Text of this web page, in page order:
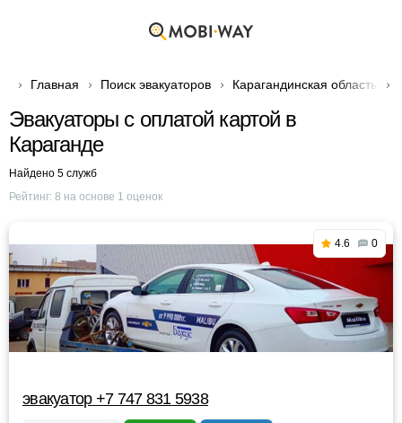
Главная Поиск эвакуаторов Карагандинская область
Эвакуаторы с оплатой картой в
Караганде
Найдено 5 служб
Рейтинг: 8 на основе 1 оценок
4.6 0
эвакуатор +7 747 831 5938